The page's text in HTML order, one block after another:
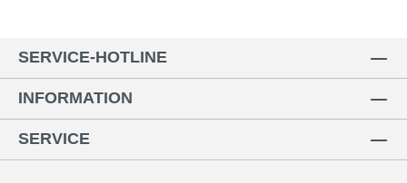
SERVICE-HOTLINE
INFORMATION
SERVICE